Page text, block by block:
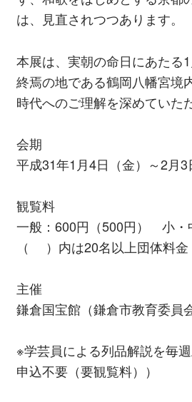
は、見直されつつあります。
本展は、実朝の命日にあたる
終焉の地である鶴岡八幡宮境
時代へのご理解を深めていた
会期
平成31年1月4日（金）～2月3
観覧料
一般：600円（500円） 小・
（ ）内は20名以上団体料金
主催
鎌倉国宝館（鎌倉市教育委員
※学芸員による列品解説を毎
申込不要（要観覧料））